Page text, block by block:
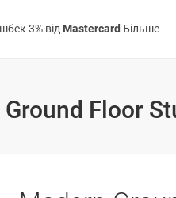
3% від Mastercard Більше